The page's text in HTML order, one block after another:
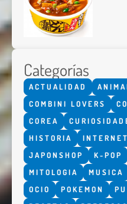
Categorías
ACTUALIDAD
COMBINI LOVERS
COREA
HISTORIA
INTERNET
JAPONSHOP
K-POP
MITOLOGIA
MUSICA
OCIO
POKEMON